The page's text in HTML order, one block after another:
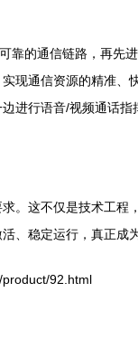
的通信链路，再先进
现通信资源的精准、
进行语音/视频通话
。这不仅是技术工
、稳定运行，真正成
92.html